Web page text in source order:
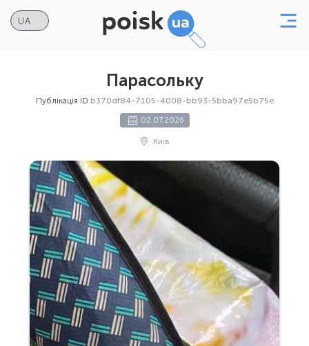
Парасольку
Публікація ID b370df84-7105-4008-bb93-5bba97e5b75e
02.07.2026
Київ